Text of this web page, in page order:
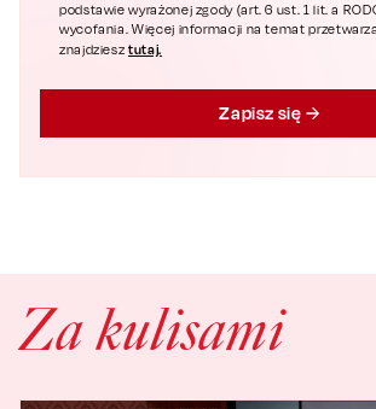
podstawie wyrażonej zgody (art. 6 ust. 1 lit. a
wycofania. Więcej informacji na temat
znajdziesztutaj.
Zapisz się
Za kulisami